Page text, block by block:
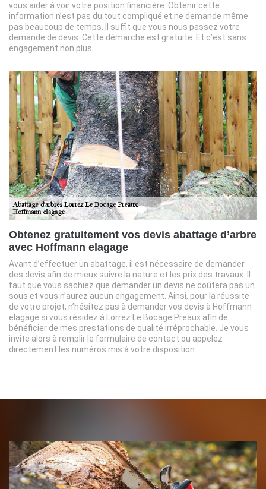
vous aider à voir votre position financière. Obtenir cette
information n’est pas du tout compliqué et ne demande même
pas beaucoup de temps. Il suffit que vous nous passez votre
demande de devis. Cette démarche est gratuite. Et c’est sans
engagement non plus.
Obtenez gratuitement vos devis abattage d’arbre
avec Hoffmann elagage
Avant d’effectuer un abattage, il est nécessaire de demander
des devis afin de mieux suivre la nature et les prix des travaux. Il
faut que vous sachiez que demander un devis ne coûtera pas un
sous et vous n’aurez aucun engagement. Ainsi, pour la réussite
de votre projet, n’hésitez pas à demander vos devis à Hoffmann
elagage si vous résidez à Lorrez Le Bocage Preaux afin de
bénéficier de mes prestations de qualité irréprochable. Je vous
invite alors à remplir le formulaire de contact ou appelez
directement les numéros mis à votre disposition.